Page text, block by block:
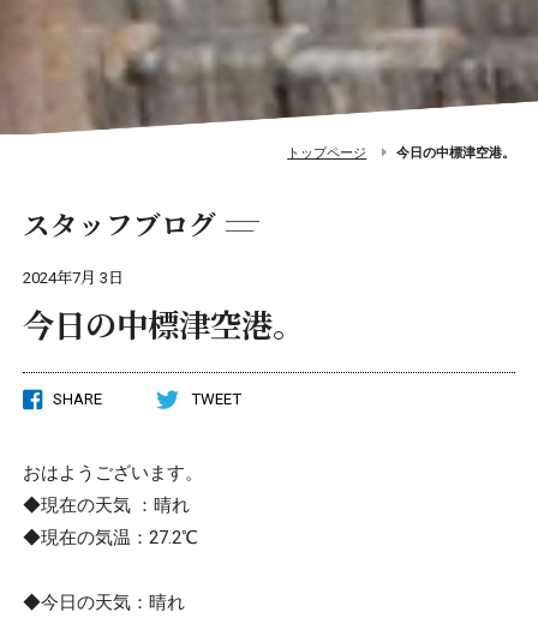
トップページ 今日の中標津空港。
スタッフブログ
2024年7月 3日
今日の中標津空港。
SHARE TWEET
おはようございます。
◆現在の天気 ：晴れ
◆現在の気温：27.2℃
◆今日の天気：晴れ